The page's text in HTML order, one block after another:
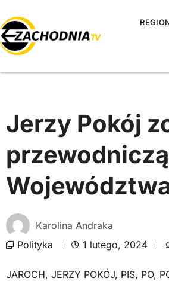
Jerzy Pokój
Karolina Andraka
Polityka
1 lutego, 2024
JAROCH, JERZY POKÓJ, PIS, PO,